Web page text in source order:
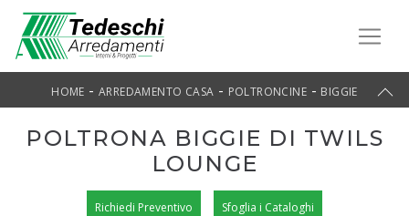
HOME -ARREDAMENTO CASA - POLTRONCINE - BIGGIE
POLTRONA BIGGIE DI TWILS
LOUNGE
Richiedi Preventivo Sfoglia i Cataloghi